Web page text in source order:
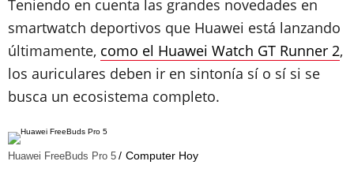
Teniendo en cuenta las grandes novedades en
smartwatch deportivos que Huawei está lanzando
últimamente, como el Huawei Watch GT Runner 2,
los auriculares deben ir en sintonía sí o sí si se
busca un ecosistema completo.
Huawei FreeBuds Pro 5 Computer Hoy